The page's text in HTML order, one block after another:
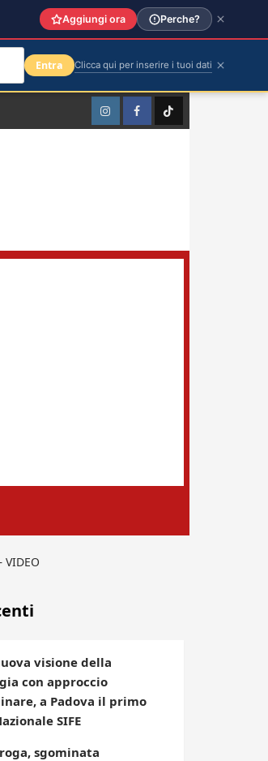
InstagramFacebookTikTok
VIDEO
visione della
con approccio
a Padova il primo
SIFE
sgominata
Aggiungi ora Perche?
Entra Clicca qui per inserire i tuoi dati